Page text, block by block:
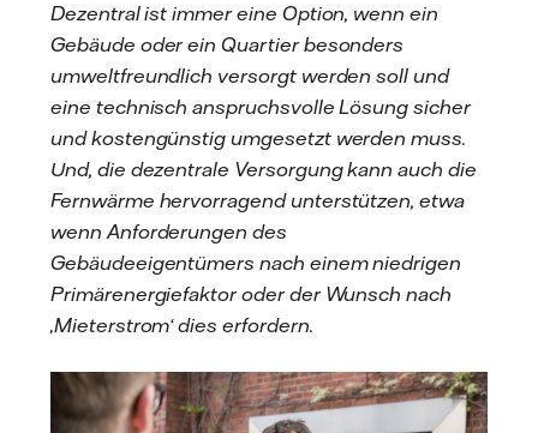
Dezentral ist immer eine Option, wenn ein
Gebäude oder ein Quartier besonders
umweltfreundlich versorgt werden soll und
eine technisch anspruchsvolle Lösung sicher
und kostengünstig umgesetzt werden muss.
Und, die dezentrale Versorgung kann auch die
Fernwärme hervorragend unterstützen, etwa
wenn Anforderungen des
Gebäudeeigentümers nach einem niedrigen
Primärenergiefaktor oder der Wunsch nach
‚Mieterstrom‘ dies erfordern.